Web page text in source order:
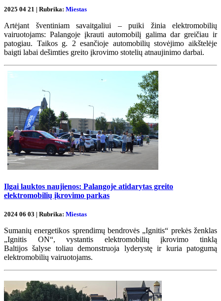
2025 04 21 | Rubrika: Miestas
Artėjant šventiniam savaitgaliui – puiki žinia elektromobilių
vairuotojams: Palangoje įkrauti automobilį galima dar greičiau ir
patogiau. Taikos g. 2 esančioje automobilių stovėjimo aikštelėje
baigti labai dešimties greito įkrovimo stotelių atnaujinimo darbai.
Ilgai lauktos naujienos: Palangoje atidarytas greito
elektromobilių įkrovimo parkas
2024 06 03 | Rubrika: Miestas
Sumanių energetikos sprendimų bendrovės „Ignitis“ prekės ženklas
„Ignitis ON“, vystantis elektromobilių įkrovimo tinklą
Baltijos šalyse​​ toliau demonstruoja lyderystę ir kuria patogumą
elektromobilių vairuotojams.